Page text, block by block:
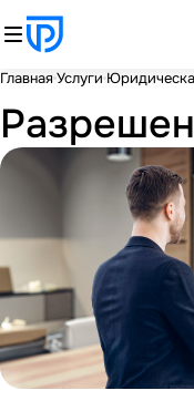
Главная Услуги